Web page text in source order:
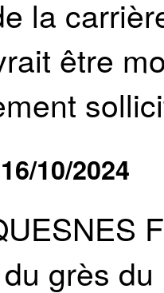
la
être
16/10/2024
grès